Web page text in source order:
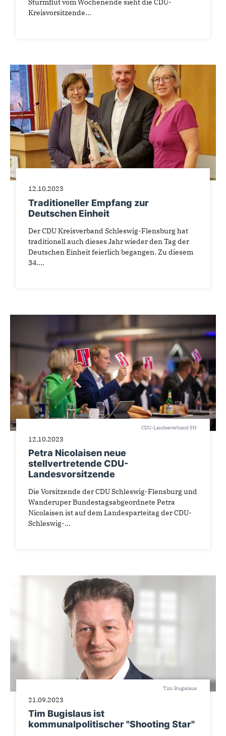
Sturmflut vom Wochenende sieht die CDU-
Kreisvorsitzende...
12.10.2023
Traditioneller Empfang zur
Deutschen Einheit
Der CDU Kreisverband Schleswig-Flensburg hat
traditionell auch dieses Jahr wieder den Tag der
Deutschen Einheit feierlich begangen. Zu diesem
34....
CDU-Landesverband SH
12.10.2023
Petra Nicolaisen neue
stellvertretende CDU-
Landesvorsitzende
Die Vorsitzende der CDU Schleswig-Flensburg und
Wanderuper Bundestagsabgeordnete Petra
Nicolaisen ist auf dem Landesparteitag der CDU-
Schleswig-...
Tim Bugislaus
21.09.2023
Tim Bugislaus ist
kommunalpolitischer "Shooting Star"